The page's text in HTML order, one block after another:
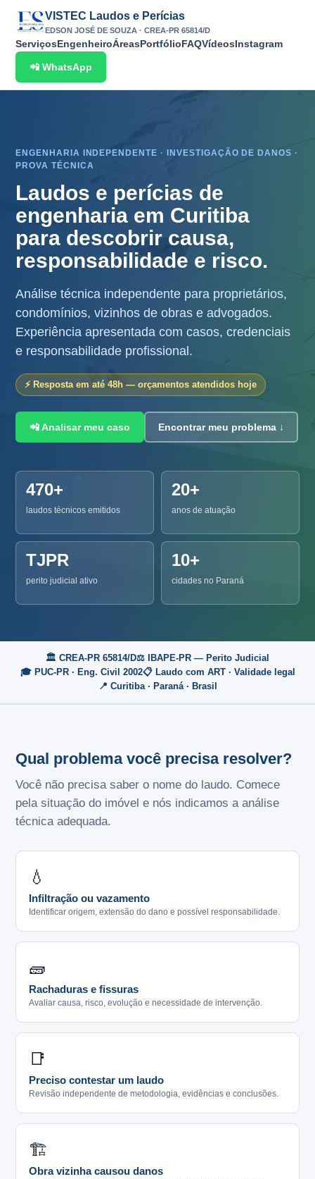
VISTEC Laudos e Perícias
EDSON JOSÉ DE SOUZA · CREA-PR 65814/D
ServiçosEngenheiroÁreasPortfólioFAQVídeosInstagram
📲 WhatsApp
ENGENHARIA INDEPENDENTE · INVESTIGAÇÃO DE DANOS ·
PROVA TÉCNICA
Laudos e perícias de
engenharia em Curitiba
para descobrir causa,
responsabilidade e risco.
Análise técnica independente para proprietários,
condomínios, vizinhos de obras e advogados.
Experiência apresentada com casos, credenciais
e responsabilidade profissional.
⚡ Resposta em até 48h — orçamentos atendidos hoje
📲 Analisar meu caso Encontrar meu problema ↓
470+
laudos técnicos emitidos
20+
anos de atuação
TJPR
perito judicial ativo
10+
cidades no Paraná
🏛️ CREA-PR 65814/D⚖️ IBAPE-PR — Perito Judicial
🎓 PUC-PR · Eng. Civil 2002📋 Laudo com ART · Validade legal
📍 Curitiba · Paraná · Brasil
Qual problema você precisa resolver?
Você não precisa saber o nome do laudo. Comece
pela situação do imóvel e nós indicamos a análise
técnica adequada.
💧
Infiltração ou vazamento
Identificar origem, extensão do dano e possível responsabilidade.
🧱
Rachaduras e fissuras
Avaliar causa, risco, evolução e necessidade de intervenção.
📑
Preciso contestar um laudo
Revisão independente de metodologia, evidências e conclusões.
🏗️
Obra vizinha causou danos